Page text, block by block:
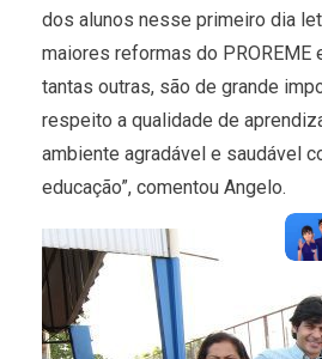
dos alunos nesse primeiro dia
maiores reformas do PROREME
tantas outras, são de grande
respeito a qualidade de
ambiente agradável e saudável
educação”, comentou Angelo.